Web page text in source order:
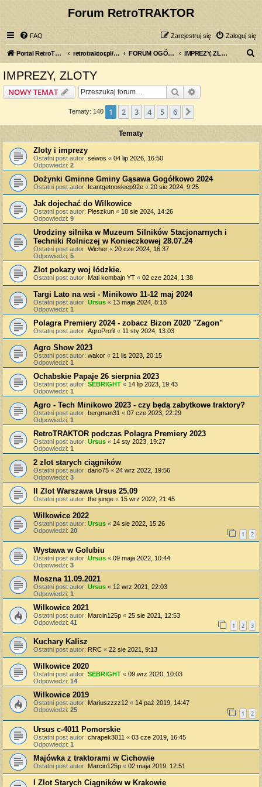
Forum RetroTRAKTOR
FAQ Zaloguj się
Zarejestruj się
Portal RetroTRAKTOR.pl retrotraktor.pl/forum FORUM OGÓLNE IMPREZY, ZLOTY
IMPREZY, ZLOTY
NOWY TEMAT Szukaj
Tematy: 140 1 2 3 4 5 6
Tematy
Zloty i imprezy
Ostatni post autor: sewos « 04 lip 2026, 16:50
Odpowiedzi: 2
Dożynki Gminne Gminy Gąsawa Gogółkowo 2024
Ostatni post autor: Icantgetnosleep92e « 20 sie 2024, 9:25
Jak dojechać do Wilkowice
Ostatni post autor: Pleszkun « 18 sie 2024, 14:26
Odpowiedzi: 9
Urodziny silnika w Muzeum Silników Stacjonarnych i
Techniki Rolniczej w Konieczkowej 28.07.24
Ostatni post autor: Wicher « 20 cze 2024, 16:37
Odpowiedzi: 5
Zlot pokazy woj łódzkie.
Ostatni post autor: Mati kombajn YT « 02 cze 2024, 1:38
Targi Lato na wsi - Minikowo 11-12 maj 2024
Ostatni post autor: Ursus « 13 maja 2024, 8:18
Odpowiedzi: 1
Polagra Premiery 2024 - zobacz Bizon Z020 "Zagon"
Ostatni post autor: AgroProfil « 11 sty 2024, 13:03
Agro Show 2023
Ostatni post autor: wakor « 21 lis 2023, 20:15
Odpowiedzi: 1
Ochabskie Papaje 26 sierpnia 2023
Ostatni post autor: SEBRIGHT « 14 lip 2023, 19:43
Odpowiedzi: 1
Agro - Tech Minikowo 2023 - czy będą zabytkowe traktory?
Ostatni post autor: bergman31 « 07 cze 2023, 22:29
Odpowiedzi: 1
RetroTRAKTOR podczas Polagra Premiery 2023
Ostatni post autor: Ursus « 14 sty 2023, 19:27
Odpowiedzi: 1
2 zlot starych ciągników
Ostatni post autor: dario75 « 24 wrz 2022, 19:56
Odpowiedzi: 3
II Zlot Warszawa Ursus 25.09
Ostatni post autor: the junge « 15 wrz 2022, 21:45
Wilkowice 2022
Ostatni post autor: Ursus « 24 sie 2022, 15:26
Odpowiedzi: 20 1 2
Wystawa w Golubiu
Ostatni post autor: Ursus « 09 maja 2022, 10:44
Odpowiedzi: 3
Moszna 11.09.2021
Ostatni post autor: Ursus « 12 wrz 2021, 22:03
Odpowiedzi: 1
Wilkowice 2021
Ostatni post autor: Marcin125p « 25 sie 2021, 12:53
Odpowiedzi: 41 1 2 3
Kuchary Kalisz
Ostatni post autor: RRC « 22 sie 2021, 9:13
Wilkowice 2020
Ostatni post autor: SEBRIGHT « 09 wrz 2020, 10:03
Odpowiedzi: 14
Wilkowice 2019
Ostatni post autor: Mariuszzzz12 « 14 paź 2019, 14:47
Odpowiedzi: 25 1 2
Ursus c-4011 Pomorskie
Ostatni post autor: chrapek3011 « 03 cze 2019, 16:45
Odpowiedzi: 1
Majówka z traktorami w Cichowie
Ostatni post autor: Marcin125p « 02 maja 2019, 12:51
I Zlot Starych Ciągników w Krakowie